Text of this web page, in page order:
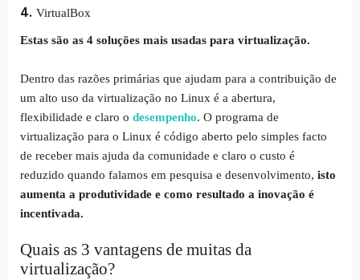
VirtualBox
Estas são as 4 soluções mais usadas para virtualização.
Dentro das razões primárias que ajudam para a contribuição de
um alto uso da virtualização no Linux é a abertura,
flexibilidade e claro o desempenho. O programa de
virtualização para o Linux é código aberto pelo simples facto
de receber mais ajuda da comunidade e claro o custo é
reduzido quando falamos em pesquisa e desenvolvimento, isto
aumenta a produtividade e como resultado a inovação é
incentivada.
Quais as 3 vantagens de muitas da
virtualização?